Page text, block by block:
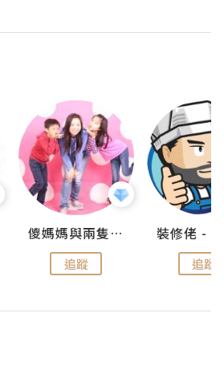
儍媽媽與兩隻小魔怪之家
追蹤 追蹤